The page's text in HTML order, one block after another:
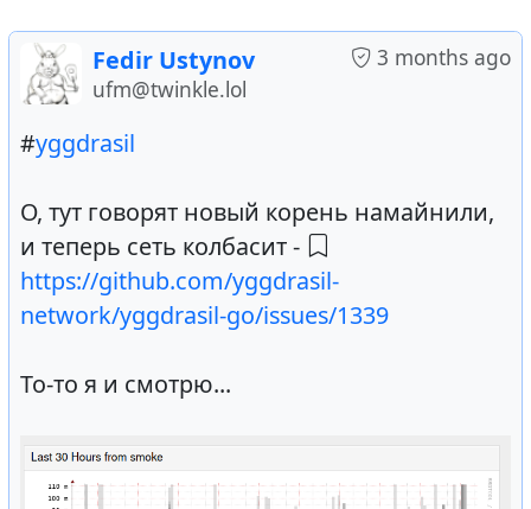
3 months ago
Fedir Ustynov
ufm@twinkle.lol
#yggdrasil
О, тут говорят новый корень намайнили,
и теперь сеть колбасит -
https://github.com/yggdrasil-
network/yggdrasil-go/issues/1339
То-то я и смотрю...